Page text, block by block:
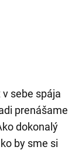
sebe spája
prenášame
dokonalý
by sme si